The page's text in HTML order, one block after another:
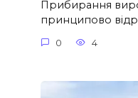
Прибирання
принципово
0 4